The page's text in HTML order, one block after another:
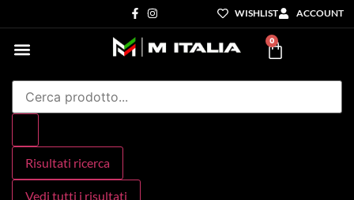
WISHLIST ACCOUNT
0
Risultati ricerca
Vedi tutti i risultati